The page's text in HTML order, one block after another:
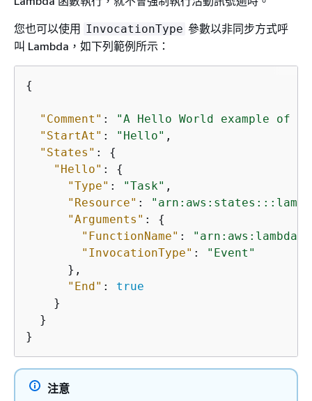
您也可以使用 InvocationType 參數以非同步方式呼
叫 Lambda，如下列範例所示：
{
"Comment" :
"A Hello World example of
"StartAt" : "Hello" ,
"States" : {
"Hello" : {
"Type" : "Task" ,
"Resource" :
"Arguments" : {
"FunctionName" : "arn:aws:lambda:
"InvocationType" :
"Event"
      },
"End" : true
    }
  }
注意